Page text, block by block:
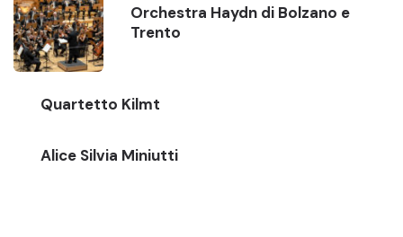
Orchestra Haydn di Bolzano e
Trento
Quartetto Kilmt
Alice Silvia Miniutti